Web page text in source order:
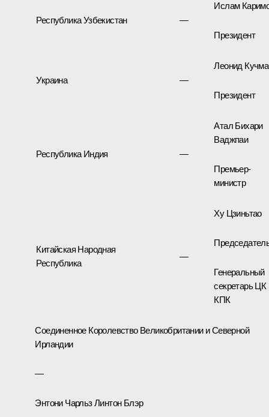
Республика Узбекистан —
Ислам
Президент
Украина —
Леонид Кучма
Президент
Республика Индия —
Атал Бихари
Ваджпаи
Премьер-
министр
Китайская Народная
Республика
—
Ху Цзиньтао
Генеральный
секретарь ЦК
КПК
Соединенное Королевство Великобритании и Северной
Ирландии
—
Энтони Чарльз Линтон Блэр